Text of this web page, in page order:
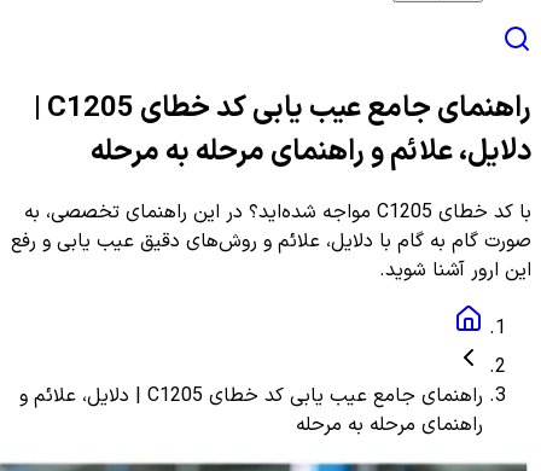
راهنمای جامع عیب یابی کد خطای C1205 |
دلایل، علائم و راهنمای مرحله به مرحله
با کد خطای C1205 مواجه شده‌اید؟ در این راهنمای تخصصی، به
صورت گام به گام با دلایل، علائم و روش‌های دقیق عیب یابی و رفع
این ارور آشنا شوید.
راهنمای جامع عیب یابی کد خطای C1205 | دلایل، علائم و
راهنمای مرحله به مرحله